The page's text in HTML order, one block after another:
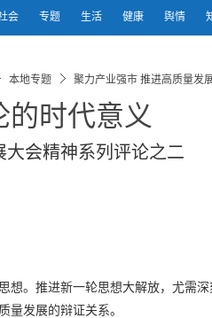
会 专题 生活 健康 舆情
本地专题 聚力产业强市 推进高质量发
时代意义
会精神系列评论之二
想。推进新一轮思想大解放，尤需
量发展的辩证关系。